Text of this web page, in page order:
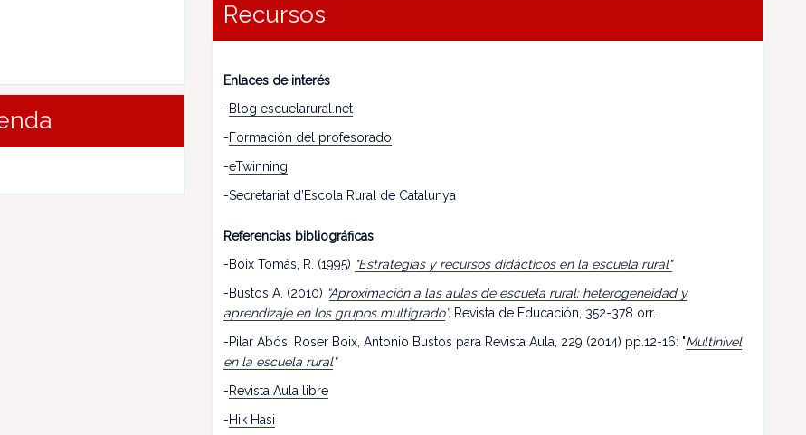
Recursos
Enlaces de interés
-Blog escuelarural.net
-Formación del profesorado
-eTwinning
-Secretariat d’Escola Rural de Catalunya
Referencias bibliográficas
-Boix Tomás, R. (1995) "Estrategias y recursos didácticos en la escuela rural"
-Bustos A. (2010) “Aproximación a las aulas de escuela rural: heterogeneidad y
aprendizaje en los grupos multigrado”. Revista de Educación, 352-378 orr.
-Pilar Abós, Roser Boix, Antonio Bustos para Revista Aula, 229 (2014) pp.12-16: "Multinivel
en la escuela rural"
-Revista Aula libre
-Hik Hasi